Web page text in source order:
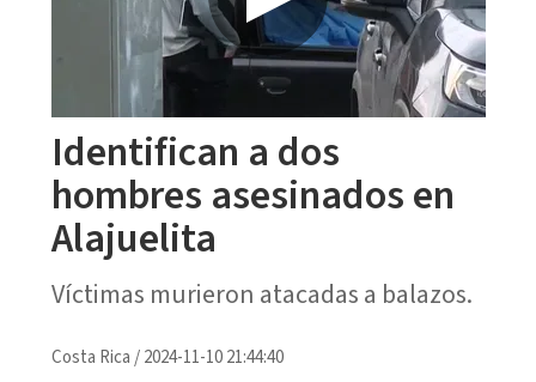
Identifican a dos
hombres asesinados en
Alajuelita
Víctimas murieron atacadas a balazos.
Costa Rica /2024-11-10 21:44:40